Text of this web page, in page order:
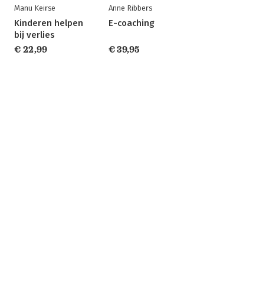
Manu Keirse
Kinderen helpen
bij verlies
€ 22,99
Anne Ribbers
E-coaching
€ 39,95